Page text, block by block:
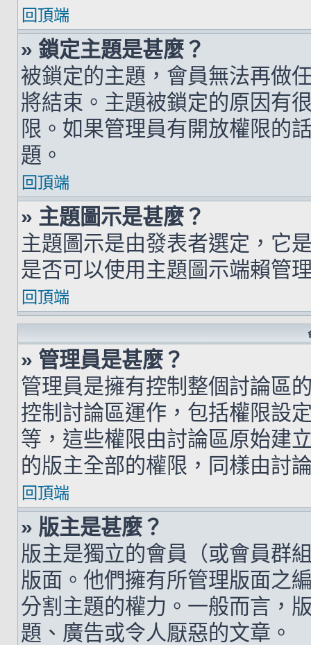
回頂端
» 鎖定主題是甚麼？
被鎖定的主題，會員無法再做
將結束。主題被鎖定的原因有
限。如果管理員有開放權限的
題。
回頂端
» 主題圖示是甚麼？
主題圖示是由發表者選定，它
是否可以使用主題圖示端賴管
回頂端
» 管理員是甚麼？
管理員是擁有控制整個討論區
控制討論區運作，包括權限設
等，這些權限由討論區原始建
的版主全部的權限，同樣由討
回頂端
» 版主是甚麼？
版主是獨立的會員（或會員群
版面。他們擁有所管理版面之
分割主題的權力。一般而言，
題、廣告或令人厭惡的文章。